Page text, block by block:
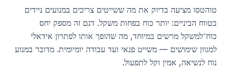
טוהטסו מציעה בדיוק את מה ששייטים צריכים במנועים ניידים
בטווח הביניים: יותר כוח בפחות משקל. דגם זה מספק יחס
כוח־למשקל מרשים במיוחד, מה שהופך אותו לפתרון אידאלי
למגוון שימושים — משייט פנאי ועד עבודה יומיומית. מדובר במנוע
נוח לנשיאה, אמין וקל לתפעול.